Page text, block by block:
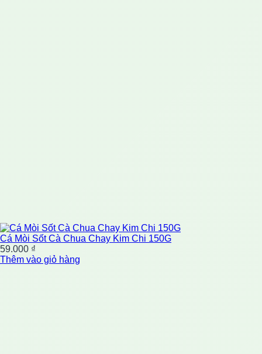
Cá Mòi Sốt Cà Chua Chay Kim Chi 150G
59.000 ₫
Thêm vào giỏ hàng